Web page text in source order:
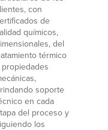
con
de
químicos,
del
térmico
soporte
en cada
del proceso y
los